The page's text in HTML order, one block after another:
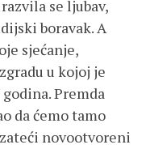
se ljubav,
boravak. A
sjećanje,
u kojoj je
Premda
da ćemo tamo
novootvoreni